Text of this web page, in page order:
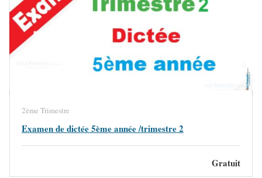
2ème Trimestre
Examen de dictée 5ème année /trimestre 2
Gratuit